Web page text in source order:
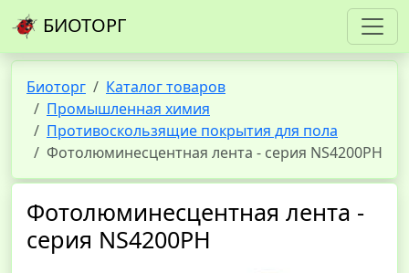
БИОТОРГ
Биоторг
Каталог товаров
Промышленная химия
Противоскользящие покрытия для пола
Фотолюминесцентная лента - серия NS4200PH
Фотолюминесцентная лента -
серия NS4200PH